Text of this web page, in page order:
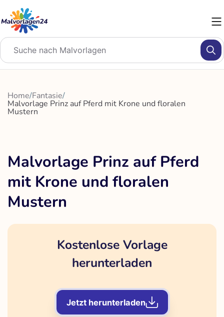
Inhalt
springen
Home/Fantasie/
Malvorlage Prinz auf Pferd mit Krone und floralen
Mustern
Malvorlage Prinz auf Pferd
mit Krone und floralen
Mustern
Kostenlose Vorlage
herunterladen
Jetzt herunterladen